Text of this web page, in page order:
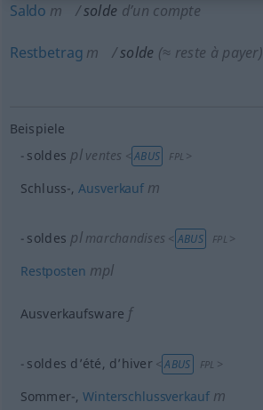
Saldo m solde d’un compte
Restbetrag m solde (≈ reste à payer)
Beispiele
soldes pl ventes < ABUS FPL >
Schluss-,Ausverkaufm
soldes pl marchandises < ABUS FPL >
Restposten mpl
Ausverkaufsware f
soldes d’été, d’hiver < ABUS FPL >
Sommer-,Winterschlussverkaufm